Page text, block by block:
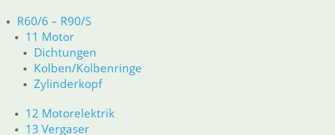
R60/6 – R90/S
11 Motor
Dichtungen
Kolben/Kolbenringe
Zylinderkopf
12 Motorelektrik
13 Vergaser
zzgl.
Shop
Ersatzteile nach Modell
11 Motor
Dichtungen